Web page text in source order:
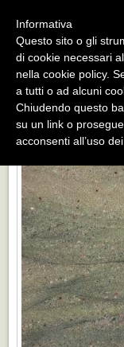
INDIETRO
WILD WEST GREEN
Informativa
Questo sito o gli
di cookie necessari
nella cookie policy.
a tutti o ad alcuni
Chiudendo questo
su un link o
acconsenti all’uso